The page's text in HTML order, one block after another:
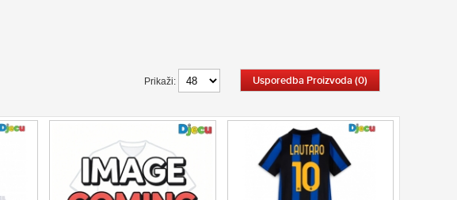
Usporedba Proizvoda (0)
Prikaži: